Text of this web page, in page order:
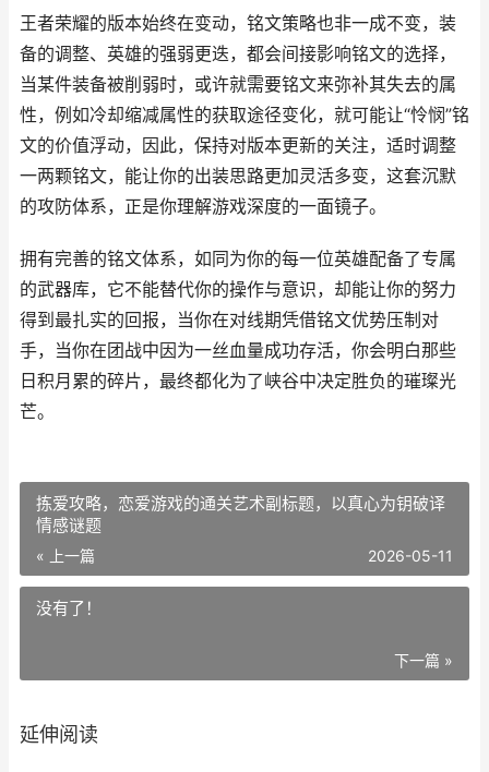
王者荣耀的版本始终在变动，铭文策略也非一成不变，装
备的调整、英雄的强弱更迭，都会间接影响铭文的选择，
当某件装备被削弱时，或许就需要铭文来弥补其失去的属
性，例如冷却缩减属性的获取途径变化，就可能让“怜悯”铭
文的价值浮动，因此，保持对版本更新的关注，适时调整
一两颗铭文，能让你的出装思路更加灵活多变，这套沉默
的攻防体系，正是你理解游戏深度的一面镜子。
拥有完善的铭文体系，如同为你的每一位英雄配备了专属
的武器库，它不能替代你的操作与意识，却能让你的努力
得到最扎实的回报，当你在对线期凭借铭文优势压制对
手，当你在团战中因为一丝血量成功存活，你会明白那些
日积月累的碎片，最终都化为了峡谷中决定胜负的璀璨光
芒。
拣爱攻略，恋爱游戏的通关艺术副标题，以真心为钥破译
情感谜题
« 上一篇 2026-05-11
没有了！
下一篇 »
延伸阅读